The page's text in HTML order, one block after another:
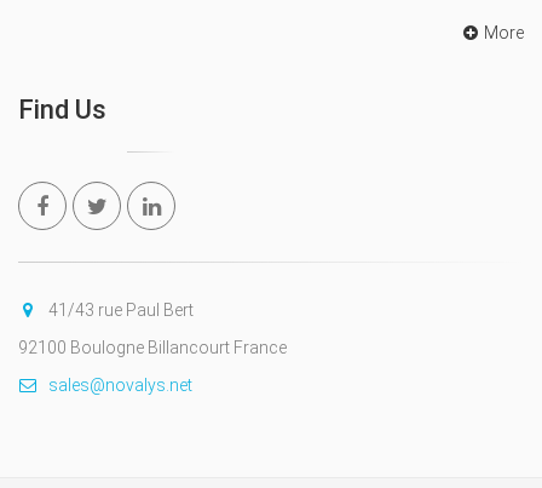
More
Find Us
41/43 rue Paul Bert
92100 Boulogne Billancourt France
sales@novalys.net